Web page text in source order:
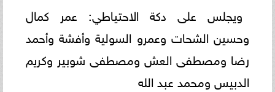
ويجلس على دكة الاحتياطي: عمر كمال
وحسين الشحات وعمرو السولية وأفشة وأحمد
رضا ومصطفى العش ومصطفى شوبير وكريم
الدبيس ومحمد عبد الله